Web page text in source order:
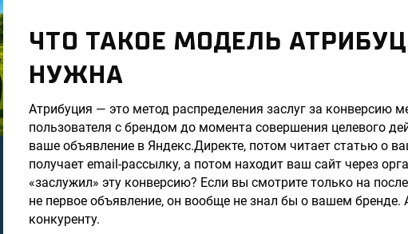
ЧТО ТАКОЕ МОДЕЛЬ
НУЖНА
Атрибуция — это метод распределения заслуг за конверсию
пользователя с брендом до момента совершения целевого
ваше объявление в Яндекс.Директе, потом читает статью о
получает email-рассылку, а потом находит ваш сайт через
«заслужил» эту конверсию? Если вы смотрите только на
не первое объявление, он вообще не знал бы о вашем
конкуренту.